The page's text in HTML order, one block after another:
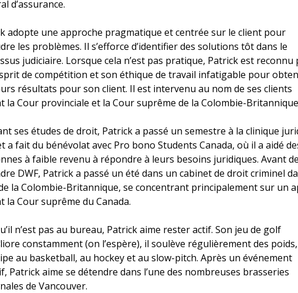
d’assurance.
adopte une approche pragmatique et centrée sur le client pour
les problèmes. Il s’efforce d’identifier des solutions tôt dans le
judiciaire. Lorsque cela n’est pas pratique, Patrick est reconnu
de compétition et son éthique de travail infatigable pour
résultats pour son client. Il est intervenu au nom de ses clients
la Cour provinciale et la Cour suprême de la Colombie-
ses études de droit, Patrick a passé un semestre à la clinique
a fait du bénévolat avec Pro bono Students Canada, où il a aidé
à faible revenu à répondre à leurs besoins juridiques. Avant de
DWF, Patrick a passé un été dans un cabinet de droit criminel
la Colombie-Britannique, se concentrant principalement sur un
la Cour suprême du Canada.
n’est pas au bureau, Patrick aime rester actif. Son jeu de golf
constamment (on l’espère), il soulève régulièrement des
au basketball, au hockey et au slow-pitch. Après un événement
Patrick aime se détendre dans l’une des nombreuses brasseries
de Vancouver.